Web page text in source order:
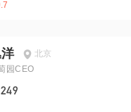
北京
园CEO